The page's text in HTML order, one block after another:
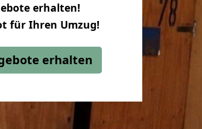
erhalten!
für Ihren Umzug!
erhalten